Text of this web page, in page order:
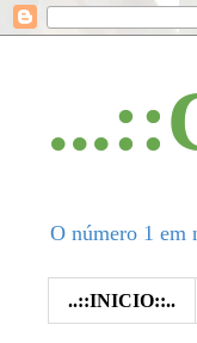
O número 1 em
..::INICIO::..